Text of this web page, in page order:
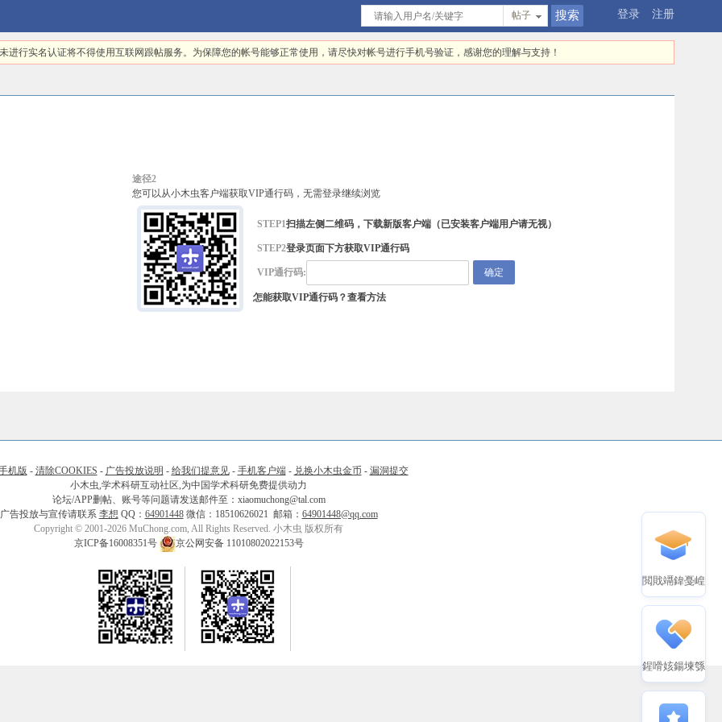
登录 注册
帖子
进行实名认证将不得使用互联网跟帖服务。为保障您的帐号能够正常使用，请尽快对帐号进行手机号验证，感谢您的理解与支持！
途径2
您可以从小木虫客户端获取VIP通行码，无需登录继续浏览
STEP1扫描左侧二维码，下载新版客户端（已安装客户端用户请无视）
STEP2登录页面下方获取VIP通行码
VIP通行码:
怎能获取VIP通行码？查看方法
机版 - 清除COOKIES - 广告投放说明 - 给我们提意见- 手机客户端- 兑换小木虫金币 - 漏洞提交
小木虫,学术科研互动社区,为中国学术科研免费提供动力
论坛/APP删帖、账号等问题请发送邮件至：xiaomuchong@tal.com
广告投放与宣传请联系 李想 QQ： 64901448微信：18510626021 邮箱： 64901448@qq.com
Copyright © 2001-2026 MuChong.com, All Rights Reserved. 小木虫 版权所有
京ICP备16008351号
京公网安备 11010802022153号
閲戝竵鍏戞崲
鍟嗗姟鍚堜綔